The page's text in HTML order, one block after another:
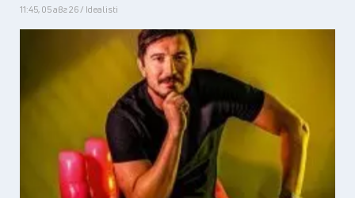
11:45, 05 авг 26 / Idealisti